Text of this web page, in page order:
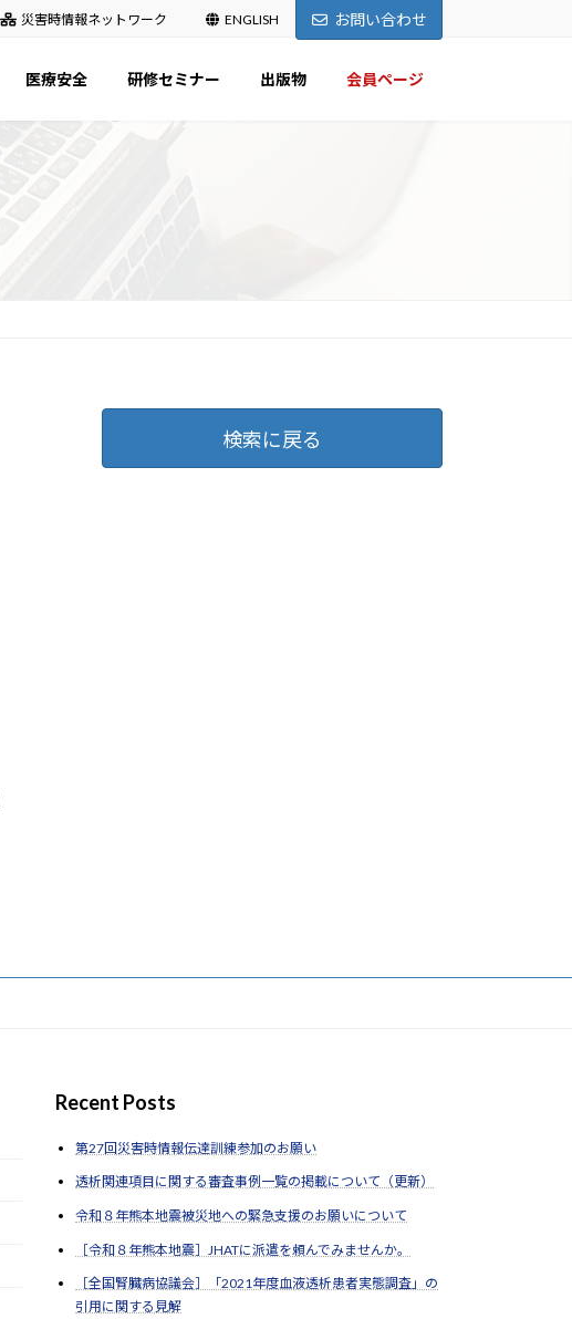
災害時情報ネットワーク ENGLISH お問い合わせ
医療安全 研修セミナー 出版物 会員ページ
検索に戻る
Recent Posts
第27回災害時情報伝達訓練参加のお願い
透析関連項目に関する審査事例一覧の掲載について（更新）
令和８年熊本地震被災地への緊急支援のお願いについて
［令和８年熊本地震］JHATに派遣を頼んでみませんか。
［全国腎臓病協議会］「2021年度血液透析患者実態調査」の
引用に関する見解